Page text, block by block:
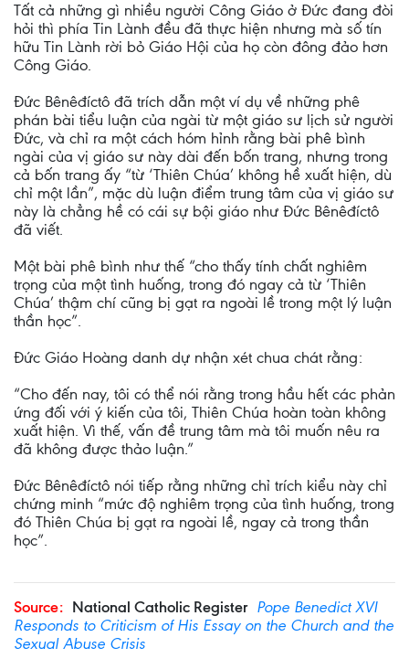
Tất cả những gì nhiều người Công Giáo ở Đức đang đòi
hỏi thì phía Tin Lành đều đã thực hiện nhưng mà số tín
hữu Tin Lành rời bỏ Giáo Hội của họ còn đông đảo hơn
Công Giáo.
Đức Bênêđíctô đã trích dẫn một ví dụ về những phê
phán bài tiểu luận của ngài từ một giáo sư lịch sử người
Đức, và chỉ ra một cách hóm hỉnh rằng bài phê bình
ngài của vị giáo sư này dài đến bốn trang, nhưng trong
cả bốn trang ấy “từ ‘Thiên Chúa’ không hề xuất hiện, dù
chỉ một lần”, mặc dù luận điểm trung tâm của vị giáo sư
này là chẳng hề có cái sự bội giáo như Đức Bênêđíctô
đã viết.
Một bài phê bình như thế “cho thấy tính chất nghiêm
trọng của một tình huống, trong đó ngay cả từ ‘Thiên
Chúa’ thậm chí cũng bị gạt ra ngoài lề trong một lý luận
thần học”.
Đức Giáo Hoàng danh dự nhận xét chua chát rằng:
“Cho đến nay, tôi có thể nói rằng trong hầu hết các phản
ứng đối với ý kiến của tôi, Thiên Chúa hoàn toàn không
xuất hiện. Vì thế, vấn đề trung tâm mà tôi muốn nêu ra
đã không được thảo luận.”
Đức Bênêđíctô nói tiếp rằng những chỉ trích kiểu này chỉ
chứng minh “mức độ nghiêm trọng của tình huống, trong
đó Thiên Chúa bị gạt ra ngoài lề, ngay cả trong thần
học”.
Source: National Catholic Register Pope Benedict XVI
Responds to Criticism of His Essay on the Church and the
Sexual Abuse Crisis